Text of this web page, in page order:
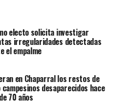
electo solicita investigar
irregularidades detectadas
el empalme
en Chaparral los restos de
desaparecidos hace
70 años